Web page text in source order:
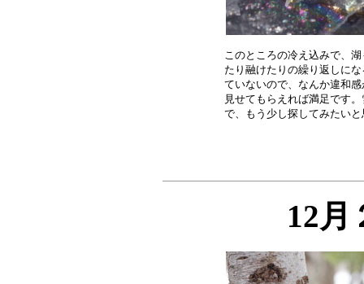
このところの冷え込みで、
たり融けたりの繰り返しに
ていないので、なんか違和
見せてもらえれば満足です
12月